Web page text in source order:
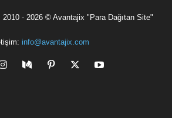
2010 - 2026 © Avantajix "Para Dağıtan Site"
info@avantajix.com